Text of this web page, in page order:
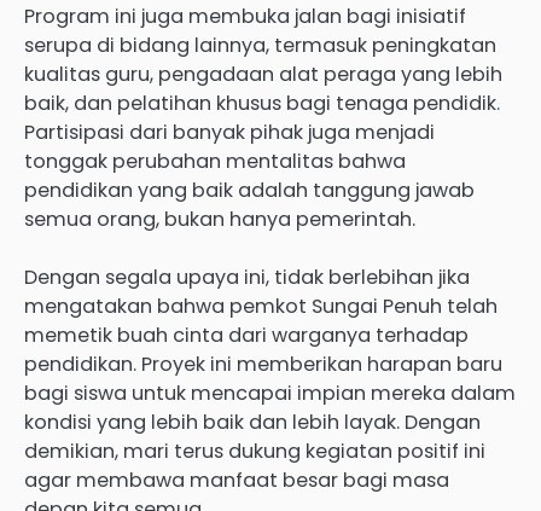
Program ini juga membuka jalan bagi inisiatif
serupa di bidang lainnya, termasuk peningkatan
kualitas guru, pengadaan alat peraga yang lebih
baik, dan pelatihan khusus bagi tenaga pendidik.
Partisipasi dari banyak pihak juga menjadi
tonggak perubahan mentalitas bahwa
pendidikan yang baik adalah tanggung jawab
semua orang, bukan hanya pemerintah.
Dengan segala upaya ini, tidak berlebihan jika
mengatakan bahwa pemkot Sungai Penuh telah
memetik buah cinta dari warganya terhadap
pendidikan. Proyek ini memberikan harapan baru
bagi siswa untuk mencapai impian mereka dalam
kondisi yang lebih baik dan lebih layak. Dengan
demikian, mari terus dukung kegiatan positif ini
agar membawa manfaat besar bagi masa